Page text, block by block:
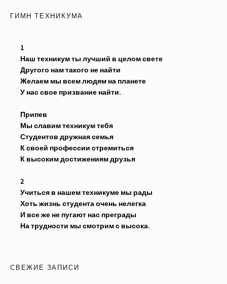
ГИМН ТЕХНИКУМА
1
Наш техникум ты лучший в целом свете
Другого нам такого не найти
Желаем мы всем людям на планете
У нас свое призвание найти.
Припев
Мы славим техникум тебя
Студентов дружная семья
К своей профессии стремиться
К высоким достижениям друзья
2
Учиться в нашем техникуме мы рады
Хоть жизнь студента очень нелегка
И все же не пугают нас преграды
На трудности мы смотрим с высока.
СВЕЖИЕ ЗАПИСИ